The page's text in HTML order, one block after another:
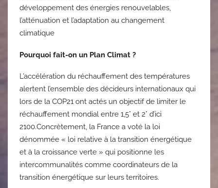
développement des énergies renouvelables,
l’atténuation et l’adaptation au changement
climatique
Pourquoi fait-on un Plan Climat ?
L’accélération du réchauffement des températures
alertent l’ensemble des décideurs internationaux qui
lors de la COP21 ont actés un objectif de limiter le
réchauffement mondial entre 1,5° et 2° d’ici
2100.Concrètement, la France a voté la loi
dénommée « loi relative à la transition énergétique
et à la croissance verte » qui positionne les
intercommunalités comme coordinateurs de la
transition énergétique sur leurs territoires.